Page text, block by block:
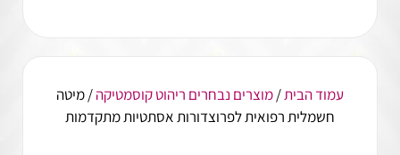
עמוד הבית/מוצרים נבחרים ריהוט קוסמטיקה/ מיטה
חשמלית רפואית לפרוצדורות אסתטיות מתקדמות